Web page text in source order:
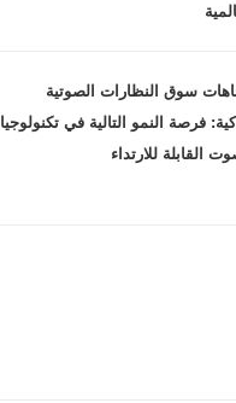
سوق النظارات الصوتية
فرصة النمو التالية في تكنولوجيا
القابلة للارتداء